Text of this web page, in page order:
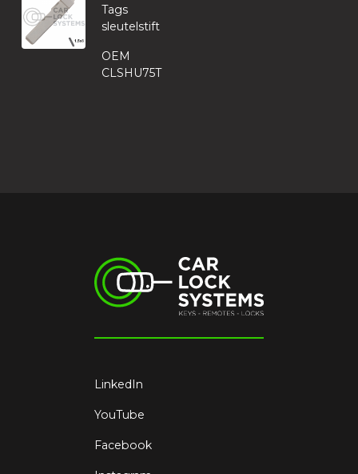
Tags
sleutelstift
OEM
CLSHU75T
LinkedIn
YouTube
Facebook